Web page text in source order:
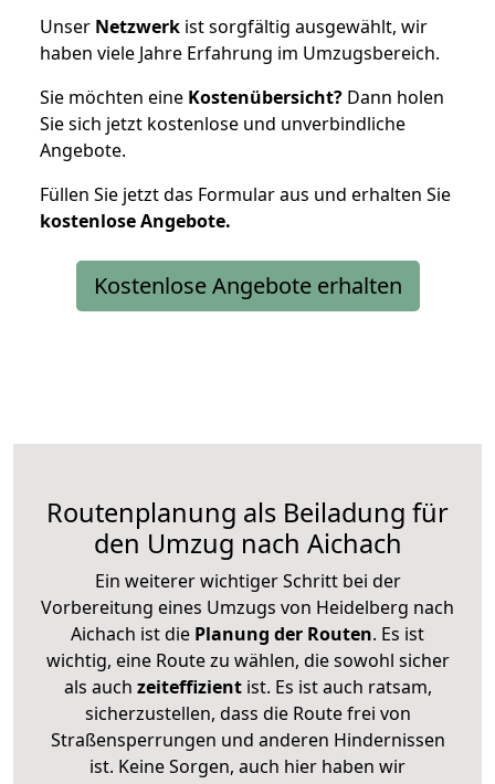
Unser Netzwerk ist sorgfältig ausgewählt, wir
haben viele Jahre Erfahrung im Umzugsbereich.
Sie möchten eine Kostenübersicht? Dann holen
Sie sich jetzt kostenlose und unverbindliche
Angebote.
Füllen Sie jetzt das Formular aus und erhalten Sie
kostenloseAngebote.
Kostenlose Angebote erhalten
Routenplanung als Beiladung für
den Umzug nach Aichach
Ein weiterer wichtiger Schritt bei der
Vorbereitung eines Umzugs von Heidelberg nach
Aichach ist die Planung der Routen. Es ist
wichtig, eine Route zu wählen, die sowohl sicher
als auch zeiteffizientist. Es ist auch ratsam,
sicherzustellen, dass die Route frei von
Straßensperrungen und anderen Hindernissen
ist. Keine Sorgen, auch hier haben wir